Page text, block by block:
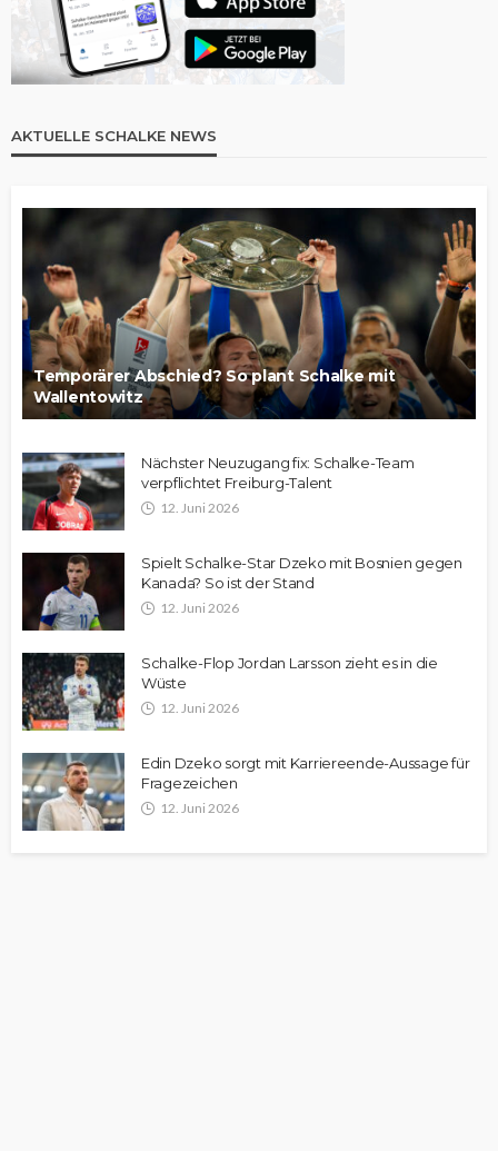
AKTUELLE SCHALKE NEWS
Temporärer Abschied? So plant Schalke mit
Wallentowitz
Nächster Neuzugang fix: Schalke-Team
verpflichtet Freiburg-Talent
12. Juni 2026
Spielt Schalke-Star Dzeko mit Bosnien gegen
Kanada? So ist der Stand
12. Juni 2026
Schalke-Flop Jordan Larsson zieht es in die
Wüste
12. Juni 2026
Edin Dzeko sorgt mit Karriereende-Aussage für
Fragezeichen
12. Juni 2026